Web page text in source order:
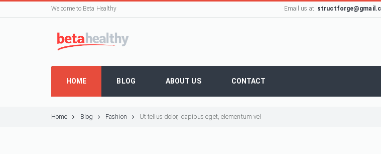
Welcome to Beta Healthy Email us at:
HOME BLOG ABOUT US CONTACT
Home Blog Fashion Ut tellus dolor, dapibus eget, elementum vel